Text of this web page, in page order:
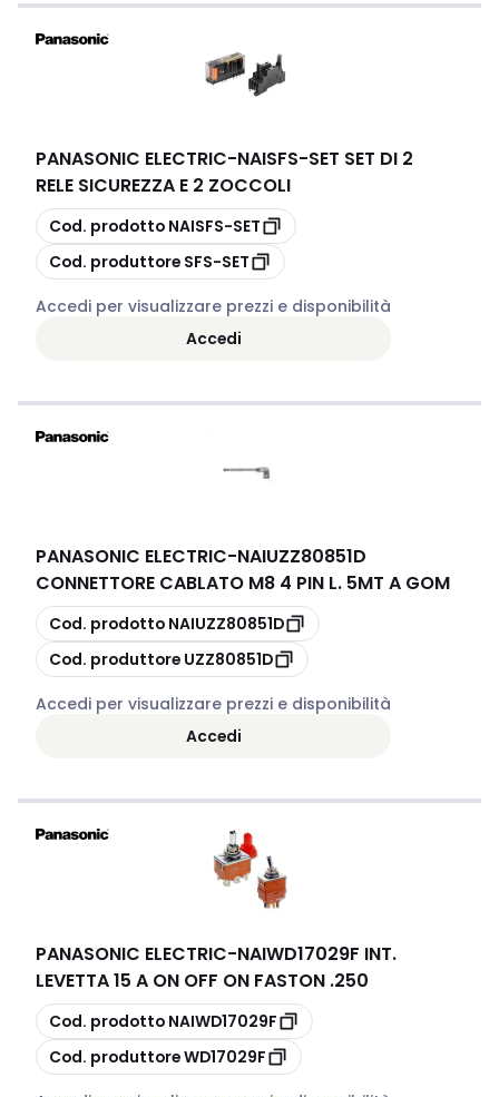
PANASONIC ELECTRIC-NAISFS-SET SET DI 2
RELE SICUREZZA E 2 ZOCCOLI
copia
Cod. prodotto NAISFS-SET
copia
Cod. produttore SFS-SET
Accedi per visualizzare prezzi e disponibilità
Accedi
PANASONIC ELECTRIC-NAIUZZ80851D
CONNETTORE CABLATO M8 4 PIN L. 5MT A GOM
copia
Cod. prodotto NAIUZZ80851D
copia
Cod. produttore UZZ80851D
Accedi per visualizzare prezzi e disponibilità
Accedi
PANASONIC ELECTRIC-NAIWD17029F INT.
LEVETTA 15 A ON OFF ON FASTON .250
copia
Cod. prodotto NAIWD17029F
copia
Cod. produttoreWD17029F